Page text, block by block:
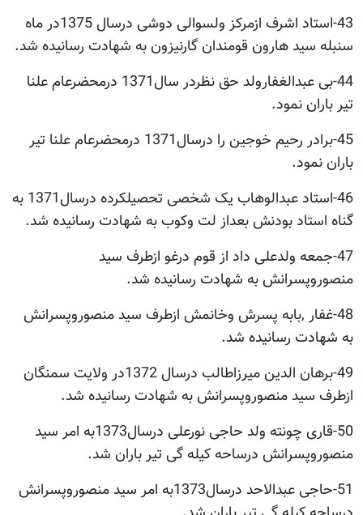
43-استاد اشرف ازمرکز ولسوالی دوشی درسال 1375در ماه
سنبله سید هارون قومندان گارنیزون به شهادت رسانیده شد.
44-بی عبدالغفارولد حق نظردر سال1371 درمحضرعام علنا
تیر باران نمود.
45-برادر رحیم خوجین را درسال1371 درمحضرعام علنا تیر
باران نمود.
46-استاد عبدالوهاب یک شخصی تحصیلکرده درسال1371 به
گناه استاد بودنش بعداز لت وکوب به شهادت رسانیده شد.
47-جمعه ولدعلی داد از قوم درغو ازطرف سید
منصوروپسرانش به شهادت رسانیده شد.
48-غفار ,بابه پسرش وخانمش ازطرف سید منصوروپسرانش
به شهادت رسانیده شد.
49-برهان الدین میرزاطالب درسال 1372در ولایت سمنگان
ازطرف سید منصوروپسرانش به شهادت رسانیده شد.
50-قاری چونته ولد حاجی نورعلی درسال1373به امر سید
منصوروپسرانش درساحه کیله گی تیر باران شد.
51-حاجی عبدالاحد درسال1373به امر سید منصوروپسرانش